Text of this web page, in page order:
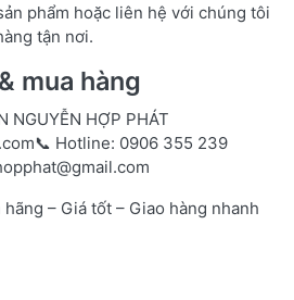
phẩm hoặc liên hệ với chúng tôi
tận nơi.
mua hàng
NGUYỄN HỢP PHÁT
📞 Hotline: 0906 355 239
– Giá tốt – Giao hàng nhanh